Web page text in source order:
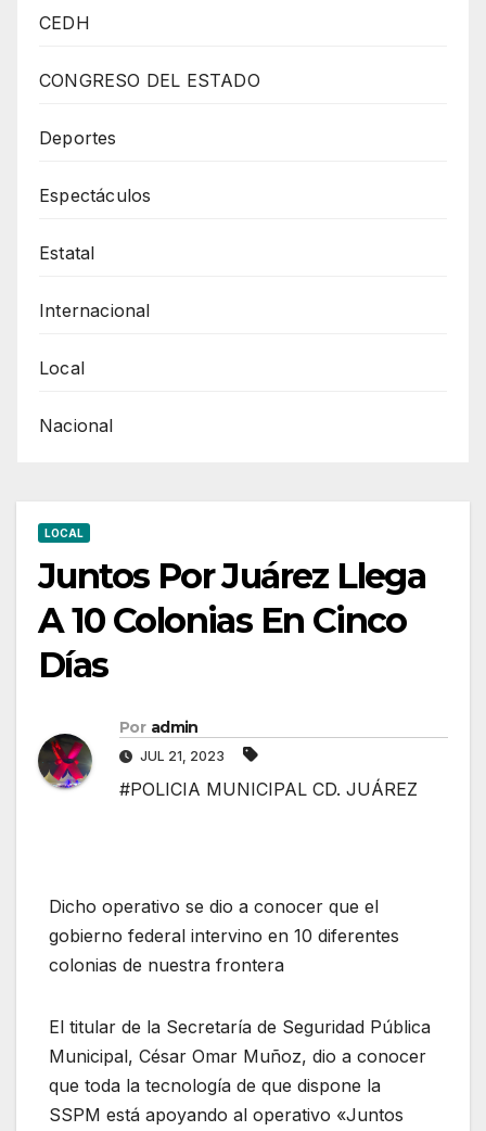
10
En
CEDH
CONGRESO DEL ESTADO
Deportes
Espectáculos
Estatal
Internacional
Local
Nacional
LOCAL
Juntos Por Juárez Llega
A 10 Colonias En Cinco
Días
Por admin
JUL 21, 2023
#POLICIA MUNICIPAL CD. JUÁREZ
Dicho operativo se dio a conocer que el
gobierno federal intervino en 10 diferentes
colonias de nuestra frontera
El titular de la Secretaría de Seguridad Pública
Municipal, César Omar Muñoz, dio a conocer
que toda la tecnología de que dispone la
SSPM está apoyando al operativo «Juntos